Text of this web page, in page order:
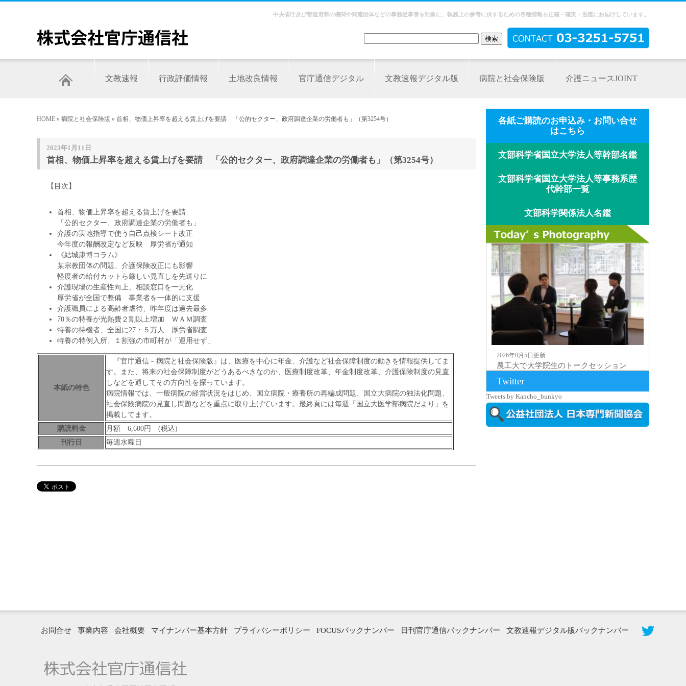
中央省庁及び都道府県の機関や関連団体などの事務従事者を対象に、執務上の参考に供するための各種情報を正確・確実・迅速にお届けしています。
文教速報 行政評価情報 土地改良情報 官庁通信デジタル 文教速報デジタル版 病院と社会保険版 介護ニュースJOINT
HOME » 病院と社会保険版 » 首相、物価上昇率を超える賃上げを要請 「公的セクター、政府調達企業の労働者も」（第3254号）
2023年1月11日
首相、物価上昇率を超える賃上げを要請 「公的セクター、政府調達企業の労働者も」（第3254号）
【目次】
首相、物価上昇率を超える賃上げを要請
「公的セクター、政府調達企業の労働者も」
介護の実地指導で使う自己点検シート改正
今年度の報酬改定など反映 厚労省が通知
《結城康博コラム》
某宗教団体の問題、介護保険改正にも影響
軽度者の給付カットら厳しい見直しを先送りに
介護現場の生産性向上、相談窓口を一元化
厚労省が全国で整備 事業者を一体的に支援
介護職員による高齢者虐待、昨年度は過去最多
70％の特養が光熱費２割以上増加 ＷＡＭ調査
特養の待機者、全国に27・５万人 厚労省調査
特養の特例入所、１割強の市町村が「運用せず」
本紙の特色
『官庁通信－病院と社会保険版』は、医療を中心に年金、介護など社会保障制度の動きを情報提供してま
す。また、将来の社会保障制度がどうあるべきなのか、医療制度改革、年金制度改革、介護保険制度の見直
しなどを通してその方向性を探っています。
病院情報では、一般病院の経営状況をはじめ、国立病院・療養所の再編成問題、国立大病院の独法化問題、
社会保険病院の見直し問題などを重点に取り上げています。最終頁には毎週「国立大医学部病院だより」を
掲載してます。
購読料金
月額 6,600円 (税込)
刊行日
毎週水曜日
各紙ご購読のお申込み・お問い合せ
はこちら
文部科学省国立大学法人等幹部名鑑
文部科学省国立大学法人等事務系歴
代幹部一覧
文部科学関係法人名鑑
2026年8月5日更新
農工大で大学院生のトークセッション
Twitter
Tweets by Kancho_bunkyo
お問合せ 事業内容 会社概要 マイナンバー基本方針 プライバシーポリシー FOCUSバックナンバー 日刊官庁通信バックナンバー 文教速報デジタル版バックナンバー